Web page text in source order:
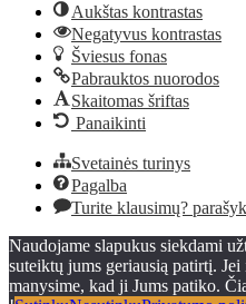
Aukštas kontrastas
Negatyvus kontrastas
Šviesus fonas
Pabrauktos nuorodos
Skaitomas šriftas
Panaikinti
Svetainės turinys
Pagalba
Turite klausimų?
Naudojame slapukus siekdami
suteiktų jums geriausią patirtį. Jei
manysime, kad ji Jums patiko.